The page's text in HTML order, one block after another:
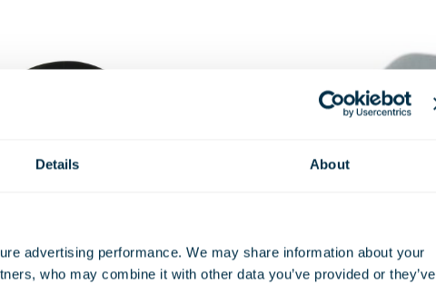
Details About
advertising performance. We may share information about your
who may combine it with other data you’ve provided or they’ve